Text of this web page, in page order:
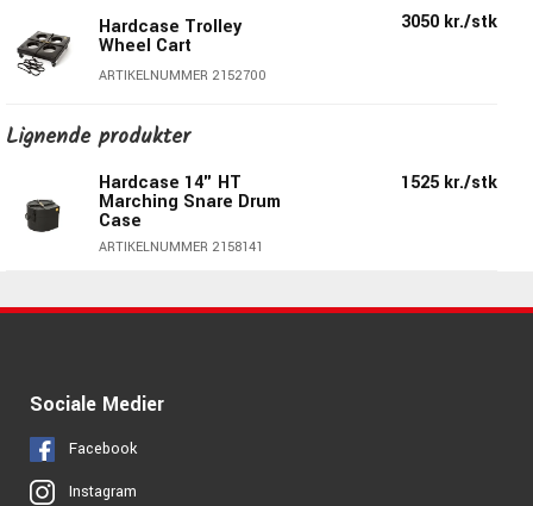
Color: Black
Hardcase Trolley
Wheel Cart
ARTIKELNUMMER 2152700
3050 kr./stk
Lignende produkter
Hardcase 14" HT
Marching Snare Drum
Case
ARTIKELNUMMER 2158141
1525 kr./stk
Sociale Medier
Facebook
Instagram